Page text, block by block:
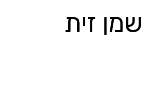
שמן זית